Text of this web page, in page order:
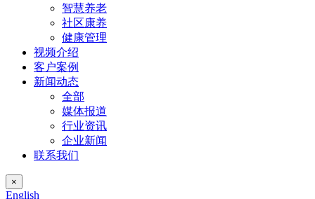
智慧养老
社区康养
健康管理
视频介绍
客户案例
新闻动态
全部
媒体报道
行业资讯
企业新闻
联系我们
×
English